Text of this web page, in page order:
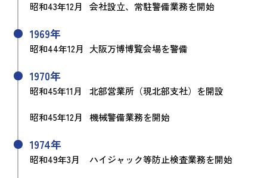
昭和43年12月 会社設立、常駐警備業務を開始
1969年
昭和44年12月 大阪万博博覧会場を警備
1970年
昭和45年11月 北部営業所（現北部支社）を開設
昭和45年12月 機械警備業務を開始
1974年
昭和49年3月 ハイジャック等防止検査業務を開始